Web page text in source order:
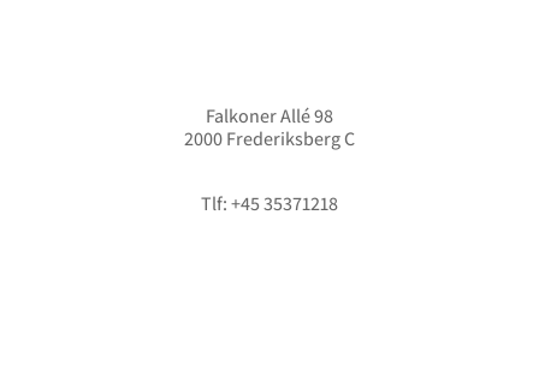
Falkoner Allé 98
2000 Frederiksberg C
Tlf: +45 35371218